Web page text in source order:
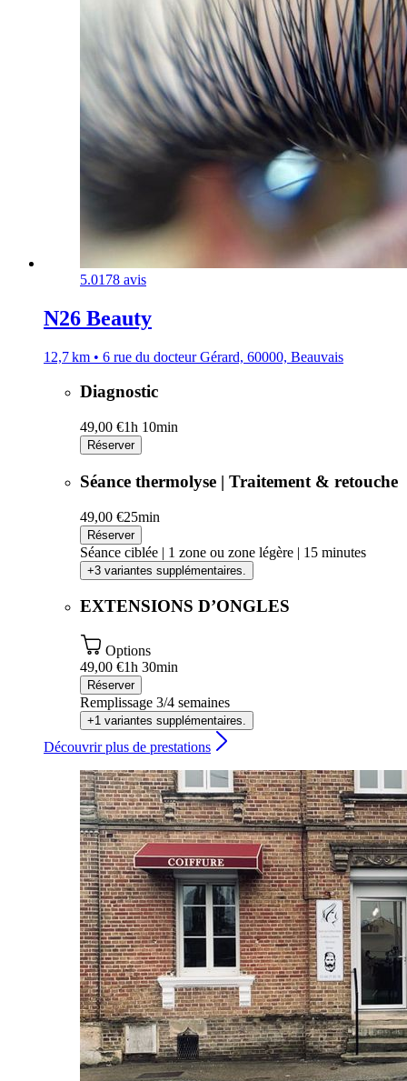
5.0178 avis
N26 Beauty
12,7 km • 6 rue du docteur Gérard, 60000, Beauvais
Diagnostic
49,00 €1h 10min
Réserver
Séance thermolyse | Traitement & retouche
49,00 €25min
Réserver
Séance ciblée | 1 zone ou zone légère | 15 minutes
+3 variantes supplémentaires.
EXTENSIONS D’ONGLES
Options
49,00 €1h 30min
Réserver
Remplissage 3/4 semaines
+1 variantes supplémentaires.
Découvrir plus de prestations